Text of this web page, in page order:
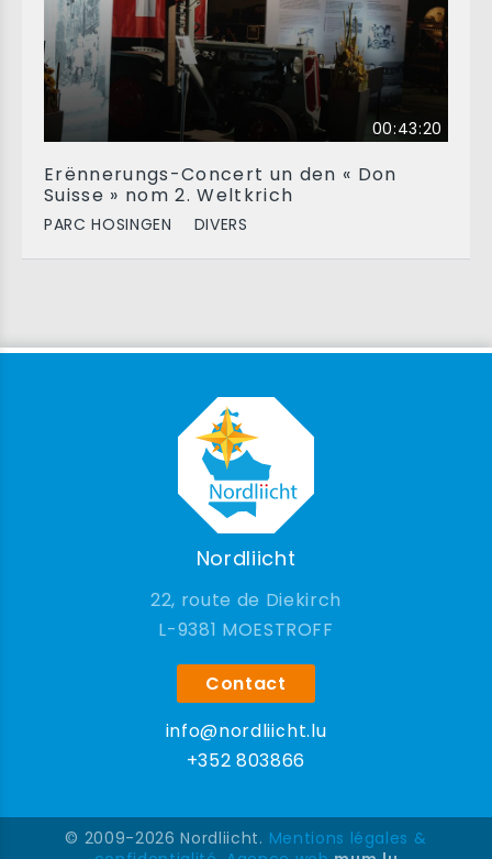
00:43:20
Erënnerungs-Concert un den « Don
Suisse » nom 2. Weltkrich
PARC HOSINGEN DIVERS
Nordliicht
22, route de Diekirch
9381 MOESTROFF
Contact
info@nordliicht.lu
+352 803866
© 2009-2026 Nordliicht. Mentions légales &